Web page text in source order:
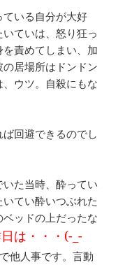
いる自分が大好
ていは、怒り狂っ
責めてしまい、加
居場所はドンドン
ウツ。自殺にもな
ば回避できるのでし
た当時、酔ってい
てい酔いつぶれた
ッドの上だったな
は・・・(-_-
他人事です。言動